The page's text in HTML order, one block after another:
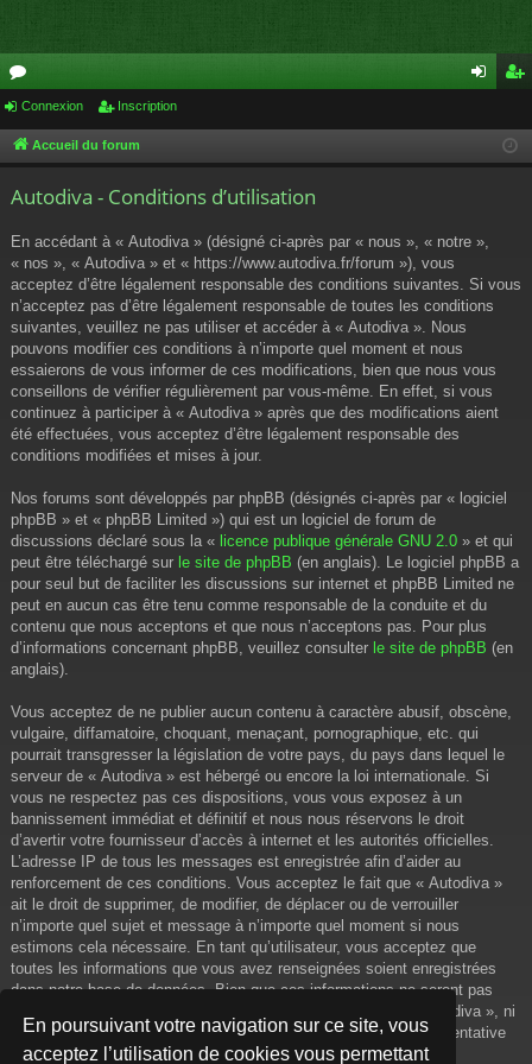
En poursuivant votre navigation sur ce site, vous
acceptez l’utilisation de cookies vous permettant
or
u cri
Connexion Inscription
Accueil du forum
Autodiva - Conditions d’utilisation
En accédant à « Autodiva » (désigné ci-après par « nous », « notre »,
« nos », « Autodiva » et « https://www.autodiva.fr/forum »), vous
acceptez d’être légalement responsable des conditions suivantes. Si vous
n’acceptez pas d’être légalement responsable de toutes les conditions
suivantes, veuillez ne pas utiliser et accéder à « Autodiva ». Nous
pouvons modifier ces conditions à n’importe quel moment et nous
essaierons de vous informer de ces modifications, bien que nous vous
conseillons de vérifier régulièrement par vous-même. En effet, si vous
continuez à participer à « Autodiva » après que des modifications aient
été effectuées, vous acceptez d’être légalement responsable des
conditions modifiées et mises à jour.
Nos forums sont développés par phpBB (désignés ci-après par « logiciel
phpBB » et « phpBB Limited ») qui est un logiciel de forum de
discussions déclaré sous la « licence publique générale GNU 2.0 » et qui
peut être téléchargé sur le site de phpBB (en anglais). Le logiciel phpBB a
pour seul but de faciliter les discussions sur internet et phpBB Limited ne
peut en aucun cas être tenu comme responsable de la conduite et du
contenu que nous acceptons et que nous n’acceptons pas. Pour plus
d’informations concernant phpBB, veuillez consulter le site de phpBB (en
anglais).
Vous acceptez de ne publier aucun contenu à caractère abusif, obscène,
vulgaire, diffamatoire, choquant, menaçant, pornographique, etc. qui
pourrait transgresser la législation de votre pays, du pays dans lequel le
serveur de « Autodiva » est hébergé ou encore la loi internationale. Si
vous ne respectez pas ces dispositions, vous vous exposez à un
bannissement immédiat et définitif et nous nous réservons le droit
d’avertir votre fournisseur d’accès à internet et les autorités officielles.
L’adresse IP de tous les messages est enregistrée afin d’aider au
renforcement de ces conditions. Vous acceptez le fait que « Autodiva »
ait le droit de supprimer, de modifier, de déplacer ou de verrouiller
n’importe quel sujet et message à n’importe quel moment si nous
estimons cela nécessaire. En tant qu’utilisateur, vous acceptez que
toutes les informations que vous avez renseignées soient enregistrées
dans notre base de données. Bien que ces informations ne seront pas
diffusées à une tierce partie sans votre consentement, ni « Autodiva », ni
phpBB, ne pourront être tenus comme responsables en cas de tentative
de piratage informatique visant à compromettre vos données.